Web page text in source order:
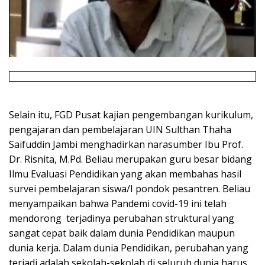
Selain itu, FGD Pusat kajian pengembangan kurikulum,
pengajaran dan pembelajaran UIN Sulthan Thaha
Saifuddin Jambi menghadirkan narasumber Ibu Prof.
Dr. Risnita, M.Pd. Beliau merupakan guru besar bidang
Ilmu Evaluasi Pendidikan yang akan membahas hasil
survei pembelajaran siswa/I pondok pesantren. Beliau
menyampaikan bahwa Pandemi covid-19 ini telah
mendorong terjadinya perubahan struktural yang
sangat cepat baik dalam dunia Pendidikan maupun
dunia kerja. Dalam dunia Pendidikan, perubahan yang
terjadi adalah sekolah-sekolah di seluruh dunia harus